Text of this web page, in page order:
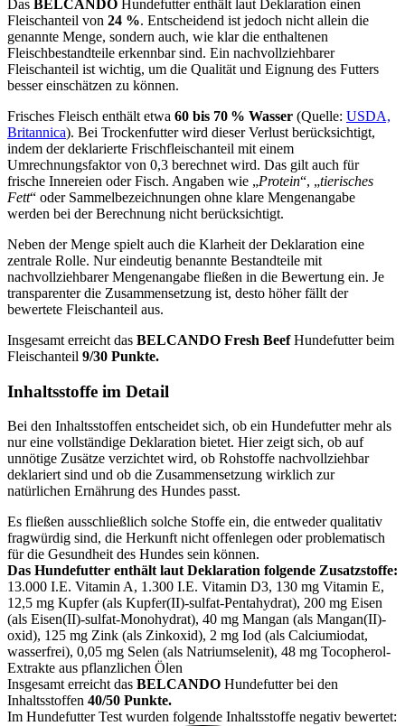
Das BELCANDO Hundefutter enthält laut Deklaration einen
Fleischanteil von 24 %. Entscheidend ist jedoch nicht allein die
genannte Menge, sondern auch, wie klar die enthaltenen
Fleischbestandteile erkennbar sind. Ein nachvollziehbarer
Fleischanteil ist wichtig, um die Qualität und Eignung des Futters
besser einschätzen zu können.
Frisches Fleisch enthält etwa 60 bis 70 % Wasser (Quelle: USDA,
Britannica). Bei Trockenfutter wird dieser Verlust berücksichtigt,
indem der deklarierte Frischfleischanteil mit einem
Umrechnungsfaktor von 0,3 berechnet wird. Das gilt auch für
frische Innereien oder Fisch. Angaben wie „Protein“, „tierisches
Fett“ oder Sammelbezeichnungen ohne klare Mengenangabe
werden bei der Berechnung nicht berücksichtigt.
Neben der Menge spielt auch die Klarheit der Deklaration eine
zentrale Rolle. Nur eindeutig benannte Bestandteile mit
nachvollziehbarer Mengenangabe fließen in die Bewertung ein. Je
transparenter die Zusammensetzung ist, desto höher fällt der
bewertete Fleischanteil aus.
Insgesamt erreicht das BELCANDO Fresh BeefHundefutter beim
Fleischanteil 9/30 Punkte.
Inhaltsstoffe im Detail
Bei den Inhaltsstoffen entscheidet sich, ob ein Hundefutter mehr als
nur eine vollständige Deklaration bietet. Hier zeigt sich, ob auf
unnötige Zusätze verzichtet wird, ob Rohstoffe nachvollziehbar
deklariert sind und ob die Zusammensetzung wirklich zur
natürlichen Ernährung des Hundes passt.
Es fließen ausschließlich solche Stoffe ein, die entweder qualitativ
fragwürdig sind, die Herkunft nicht offenlegen oder problematisch
für die Gesundheit des Hundes sein können.
Das Hundefutter enthält laut Deklaration folgende Zusatzstoffe:
13.000 I.E. Vitamin A, 1.300 I.E. Vitamin D3, 130 mg Vitamin E,
12,5 mg Kupfer (als Kupfer(II)-sulfat-Pentahydrat), 200 mg Eisen
(als Eisen(II)-sulfat-Monohydrat), 40 mg Mangan (als Mangan(II)-
oxid), 125 mg Zink (als Zinkoxid), 2 mg Iod (als Calciumiodat,
wasserfrei), 0,05 mg Selen (als Natriumselenit), 48 mg Tocopherol-
Extrakte aus pflanzlichen Ölen
Insgesamt erreicht das BELCANDO Hundefutter bei den
Inhaltsstoffen 40/50 Punkte.
Im Hundefutter Test wurden folgende Inhaltsstoffe negativ bewertet: